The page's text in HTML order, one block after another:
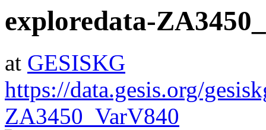
exploredata-
at GESISKG
https://data.gesis.org/
ZA3450_VarV840